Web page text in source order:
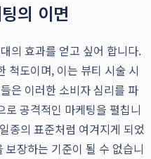
의 이면
의 효과를 얻고 싶어 합니다.
척도이며, 이는 뷰티 시술 시
은 이러한 소비자 심리를 파
공격적인 마케팅을 펼칩니
종의 표준처럼 여겨지게 되었
장하는 기준이 될 수 없습니